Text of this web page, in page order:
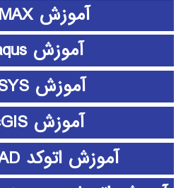
آموزش 3D MAX
آموزش abaqus
آموزش ANSYS
آموزش ArcGIS
آموزش اتوکد AUTOCAD